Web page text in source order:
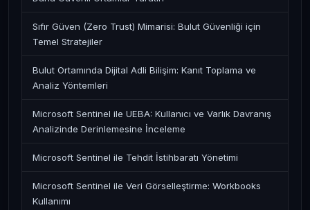
Sıfır Güven (Zero Trust) Mimarisi: Bulut Güvenliği için
Temel Stratejiler
Bulut Ortamında Dijital Adli Bilişim: Kanıt Toplama ve
Analiz Yöntemleri
Microsoft Sentinel ile UEBA: Kullanıcı ve Varlık Davranış
Analizinde Derinlemesine İnceleme
Microsoft Sentinel ile Tehdit İstihbaratı Yönetimi
Microsoft Sentinel ile Veri Görselleştirme: Workbooks
Kullanımı